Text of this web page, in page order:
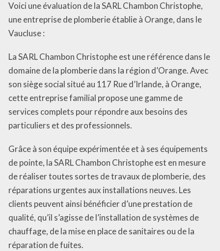
Voici une évaluation de la SARL Chambon Christophe,
une entreprise de plomberie établie à Orange, dans le
Vaucluse :
La SARL Chambon Christophe est une référence dans le
domaine de la plomberie dans la région d’Orange. Avec
son siège social situé au 117 Rue d’Irlande, à Orange,
cette entreprise familial propose une gamme de
services complets pour répondre aux besoins des
particuliers et des professionnels.
Grâce à son équipe expérimentée et à ses équipements
de pointe, la SARL Chambon Christophe est en mesure
de réaliser toutes sortes de travaux de plomberie, des
réparations urgentes aux installations neuves. Les
clients peuvent ainsi bénéficier d’une prestation de
qualité, qu’il s’agisse de l’installation de systèmes de
chauffage, de la mise en place de sanitaires ou de la
réparation de fuites.